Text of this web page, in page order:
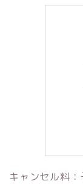
キャンセル料